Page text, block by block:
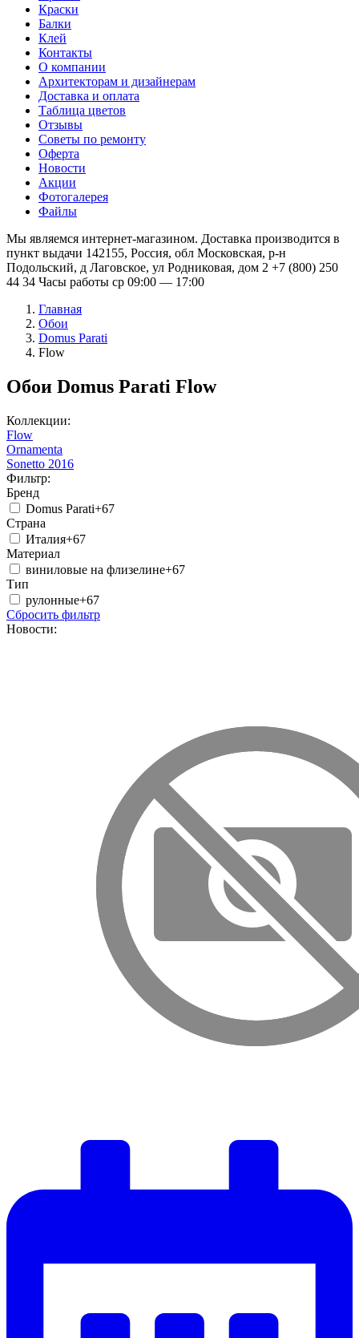
Краски
Балки
Клей
Контакты
О компании
Архитекторам и дизайнерам
Доставка и оплата
Таблица цветов
Отзывы
Советы по ремонту
Оферта
Новости
Акции
Фотогалерея
Файлы
Мы являемся интернет-магазином. Доставка производится в
пункт выдачи 142155, Россия, обл Московская, р-н
Подольский, д Лаговское, ул Родниковая, дом 2 +7 (800) 250
44 34 Часы работы ср 09:00 — 17:00
Главная
Обои
Domus Parati
Flow
Обои Domus Parati Flow
Коллекции:
Flow
Ornamenta
Sonetto 2016
Фильтр:
Бренд
Domus Parati+67
Страна
Италия+67
Материал
виниловые на флизелине+67
Тип
рулонные+67
Сбросить фильтр
Новости: